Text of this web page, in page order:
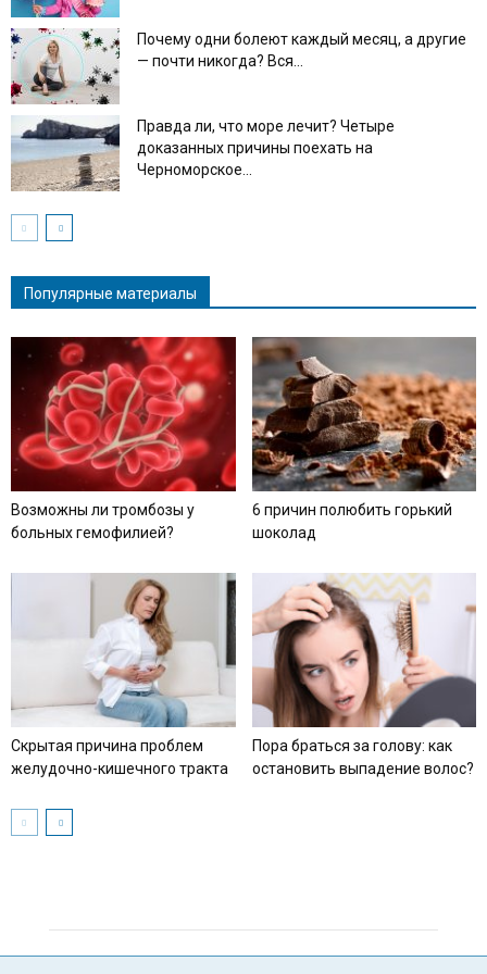
Почему одни болеют каждый месяц, а другие
— почти никогда? Вся...
Правда ли, что море лечит? Четыре
доказанных причины поехать на
Черноморское...
Популярные материалы
Возможны ли тромбозы у
больных гемофилией?
6 причин полюбить горький
шоколад
Скрытая причина проблем
желудочно-кишечного тракта
Пора браться за голову: как
остановить выпадение волос?